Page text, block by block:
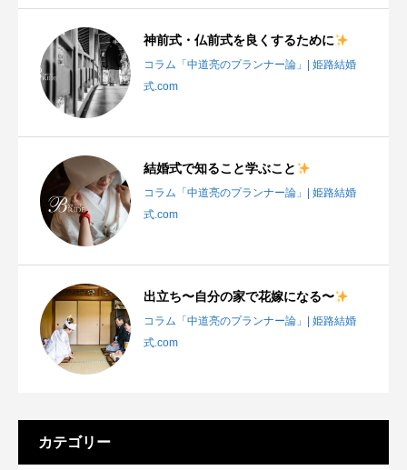
神前式・仏前式を良くするために
コラム「中道亮のプランナー論」| 姫路結婚
式.com
結婚式で知ること学ぶこと
コラム「中道亮のプランナー論」| 姫路結婚
式.com
出立ち〜自分の家で花嫁になる〜
コラム「中道亮のプランナー論」| 姫路結婚
式.com
カテゴリー